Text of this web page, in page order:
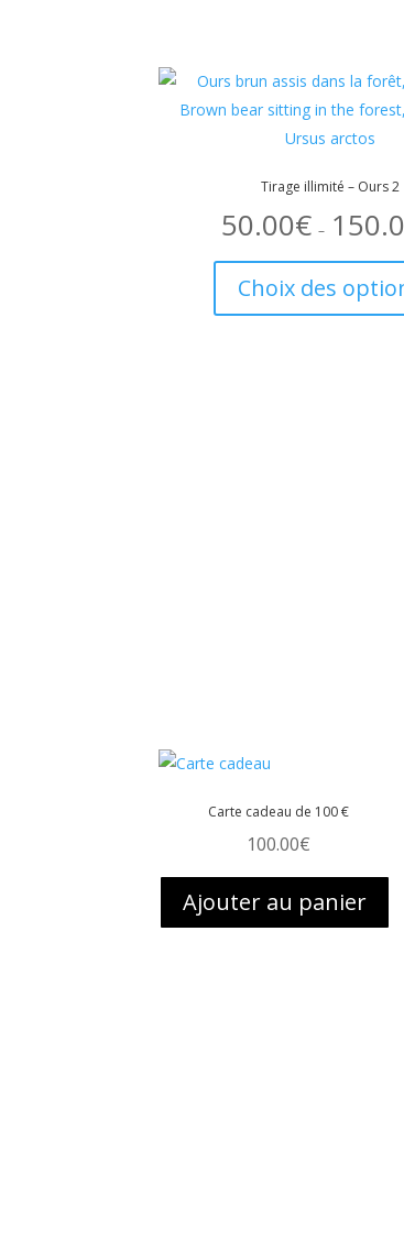
Tirage illimité – Ours 2
50.00€ –
Choix des
Carte cadeau de 100 €
100.00€
Ajouter au panier